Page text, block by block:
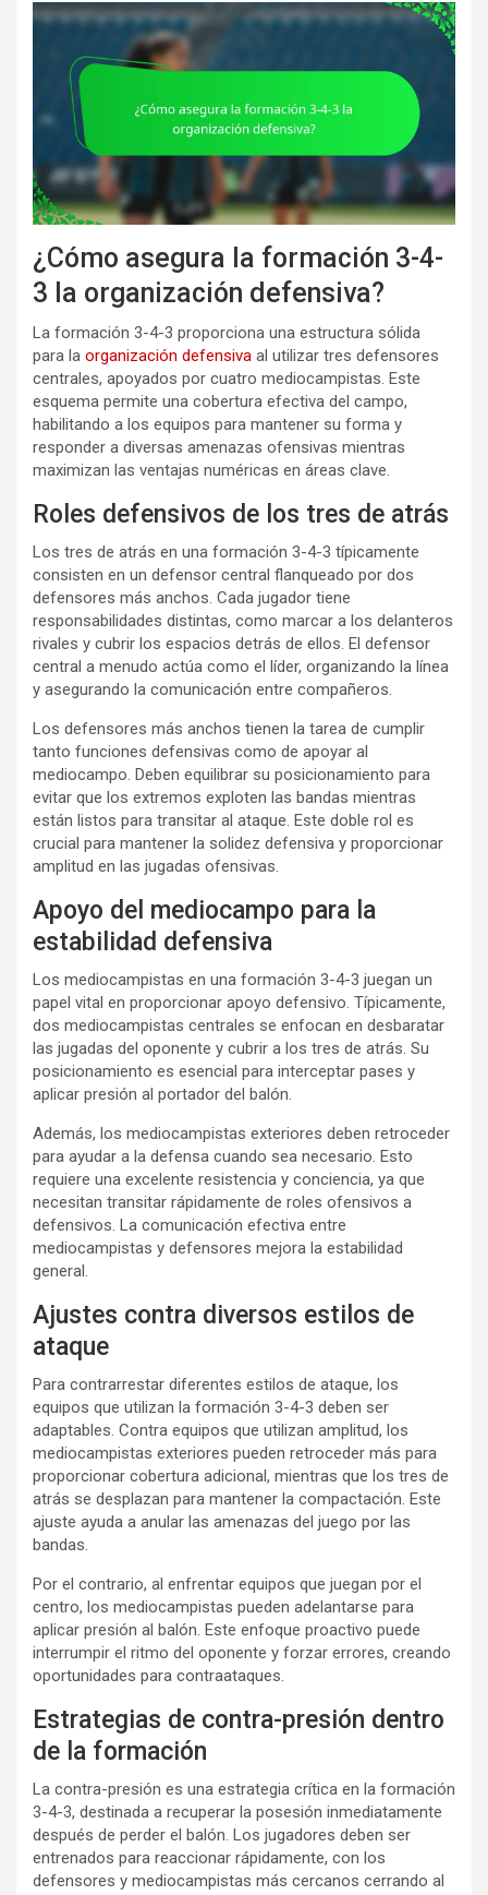
¿Cómo asegura la formación 3-4-
3 la organización defensiva?
La formación 3-4-3 proporciona una estructura sólida
para la organización defensiva al utilizar tres defensores
centrales, apoyados por cuatro mediocampistas. Este
esquema permite una cobertura efectiva del campo,
habilitando a los equipos para mantener su forma y
responder a diversas amenazas ofensivas mientras
maximizan las ventajas numéricas en áreas clave.
Roles defensivos de los tres de atrás
Los tres de atrás en una formación 3-4-3 típicamente
consisten en un defensor central flanqueado por dos
defensores más anchos. Cada jugador tiene
responsabilidades distintas, como marcar a los delanteros
rivales y cubrir los espacios detrás de ellos. El defensor
central a menudo actúa como el líder, organizando la línea
y asegurando la comunicación entre compañeros.
Los defensores más anchos tienen la tarea de cumplir
tanto funciones defensivas como de apoyar al
mediocampo. Deben equilibrar su posicionamiento para
evitar que los extremos exploten las bandas mientras
están listos para transitar al ataque. Este doble rol es
crucial para mantener la solidez defensiva y proporcionar
amplitud en las jugadas ofensivas.
Apoyo del mediocampo para la
estabilidad defensiva
Los mediocampistas en una formación 3-4-3 juegan un
papel vital en proporcionar apoyo defensivo. Típicamente,
dos mediocampistas centrales se enfocan en desbaratar
las jugadas del oponente y cubrir a los tres de atrás. Su
posicionamiento es esencial para interceptar pases y
aplicar presión al portador del balón.
Además, los mediocampistas exteriores deben retroceder
para ayudar a la defensa cuando sea necesario. Esto
requiere una excelente resistencia y conciencia, ya que
necesitan transitar rápidamente de roles ofensivos a
defensivos. La comunicación efectiva entre
mediocampistas y defensores mejora la estabilidad
general.
Ajustes contra diversos estilos de
ataque
Para contrarrestar diferentes estilos de ataque, los
equipos que utilizan la formación 3-4-3 deben ser
adaptables. Contra equipos que utilizan amplitud, los
mediocampistas exteriores pueden retroceder más para
proporcionar cobertura adicional, mientras que los tres de
atrás se desplazan para mantener la compactación. Este
ajuste ayuda a anular las amenazas del juego por las
bandas.
Por el contrario, al enfrentar equipos que juegan por el
centro, los mediocampistas pueden adelantarse para
aplicar presión al balón. Este enfoque proactivo puede
interrumpir el ritmo del oponente y forzar errores, creando
oportunidades para contraataques.
Estrategias de contra-presión dentro
de la formación
La contra-presión es una estrategia crítica en la formación
3-4-3, destinada a recuperar la posesión inmediatamente
después de perder el balón. Los jugadores deben ser
entrenados para reaccionar rápidamente, con los
defensores y mediocampistas más cercanos cerrando al